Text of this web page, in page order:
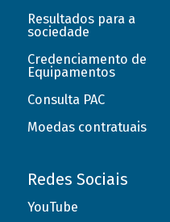
Resultados para a
sociedade
Credenciamento de
Equipamentos
Consulta PAC
Moedas contratuais
Redes Sociais
YouTube